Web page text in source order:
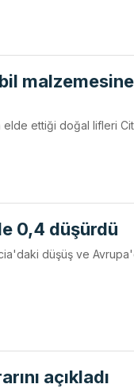
malzemesine
elde ettiği doğal lifleri
0,4 düşürdü
düşüş ve
açıkladı